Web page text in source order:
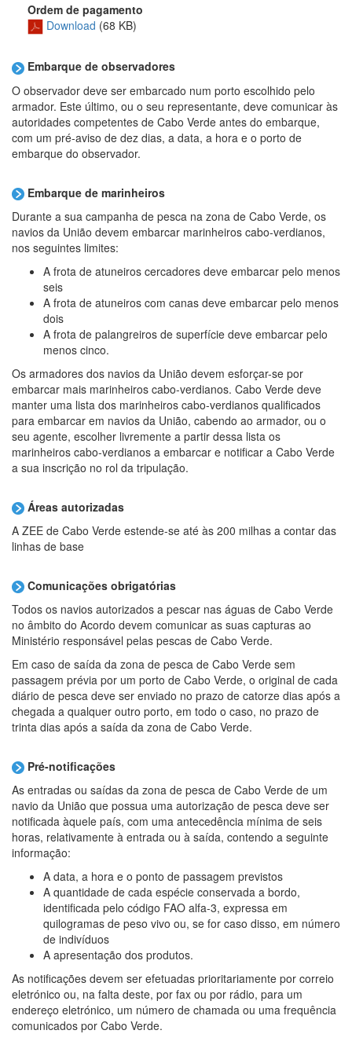
Ordem de pagamento
Download (68 KB)
Embarque de observadores
O observador deve ser embarcado num porto escolhido pelo
armador. Este último, ou o seu representante, deve comunicar às
autoridades competentes de Cabo Verde antes do embarque,
com um pré-aviso de dez dias, a data, a hora e o porto de
embarque do observador.
Embarque de marinheiros
Durante a sua campanha de pesca na zona de Cabo Verde, os
navios da União devem embarcar marinheiros cabo-verdianos,
nos seguintes limites:
A frota de atuneiros cercadores deve embarcar pelo menos
seis
A frota de atuneiros com canas deve embarcar pelo menos
dois
A frota de palangreiros de superfície deve embarcar pelo
menos cinco.
Os armadores dos navios da União devem esforçar-se por
embarcar mais marinheiros cabo-verdianos. Cabo Verde deve
manter uma lista dos marinheiros cabo-verdianos qualificados
para embarcar em navios da União, cabendo ao armador, ou o
seu agente, escolher livremente a partir dessa lista os
marinheiros cabo-verdianos a embarcar e notificar a Cabo Verde
a sua inscrição no rol da tripulação.
Áreas autorizadas
A ZEE de Cabo Verde estende-se até às 200 milhas a contar das
linhas de base
Comunicações obrigatórias
Todos os navios autorizados a pescar nas águas de Cabo Verde
no âmbito do Acordo devem comunicar as suas capturas ao
Ministério responsável pelas pescas de Cabo Verde.
Em caso de saída da zona de pesca de Cabo Verde sem
passagem prévia por um porto de Cabo Verde, o original de cada
diário de pesca deve ser enviado no prazo de catorze dias após a
chegada a qualquer outro porto, em todo o caso, no prazo de
trinta dias após a saída da zona de Cabo Verde.
Pré-notificações
As entradas ou saídas da zona de pesca de Cabo Verde de um
navio da União que possua uma autorização de pesca deve ser
notificada àquele país, com uma antecedência mínima de seis
horas, relativamente à entrada ou à saída, contendo a seguinte
informação:
A data, a hora e o ponto de passagem previstos
A quantidade de cada espécie conservada a bordo,
identificada pelo código FAO alfa-3, expressa em
quilogramas de peso vivo ou, se for caso disso, em número
de indivíduos
A apresentação dos produtos.
As notificações devem ser efetuadas prioritariamente por correio
eletrónico ou, na falta deste, por fax ou por rádio, para um
endereço eletrónico, um número de chamada ou uma frequência
comunicados por Cabo Verde.